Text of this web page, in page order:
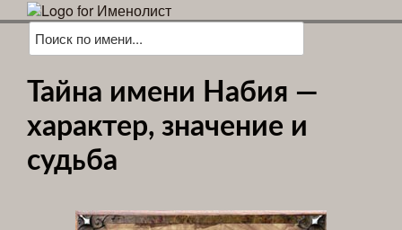
Тайна имени Набия —
характер, значение и
судьба